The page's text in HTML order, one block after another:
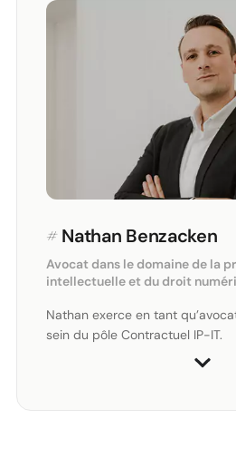
#Nathan Benzacken
Avocat dans le domaine de la
intellectuelle et du droit
Nathan exerce en tant
sein du pôle Contractuel IP-IT.